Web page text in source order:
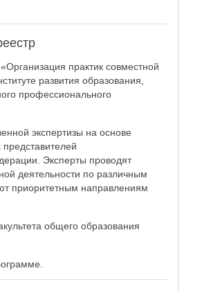
практик совместной
развития образования,
профессионального
экспертизы на основе
Эксперты проводят
деятельности по различным
приоритетным направлениям
общего образования